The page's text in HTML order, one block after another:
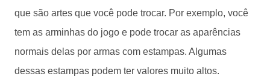
que são artes que você pode trocar. Por exemplo, você
tem as arminhas do jogo e pode trocar as aparências
normais delas por armas com estampas. Algumas
dessas estampas podem ter valores muito altos.